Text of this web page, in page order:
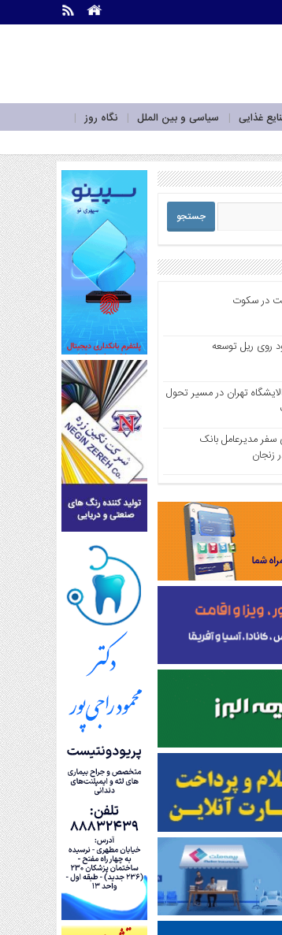
غذایی سیاسی و بین الملل
نگاه روز
در سکوت
روی ریل توسعه
تهران در مسیر تحول
سفر مدیرعامل بانک
زنجان